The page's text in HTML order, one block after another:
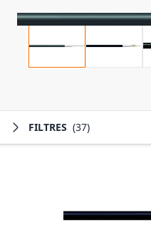
FILTRES (37)